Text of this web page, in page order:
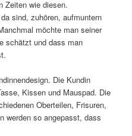
Zeiten wie diesen.
sind, zuhören, aufmuntern
möchte man seiner
schätzt und dass man
Die Kundin
Kissen und Mauspad. Die
Oberteilen, Frisuren,
werden so angepasst, dass